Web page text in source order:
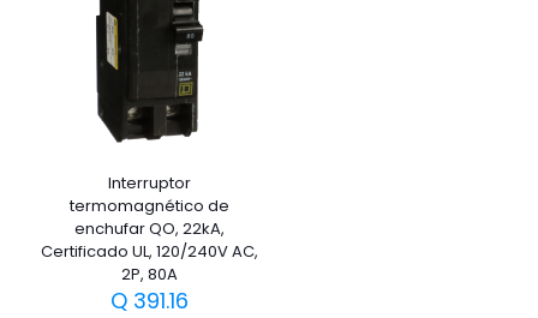
Interruptor
termomagnético de
enchufar QO, 22kA,
Certificado UL, 120/240V AC,
2P, 80A
Q 391.16